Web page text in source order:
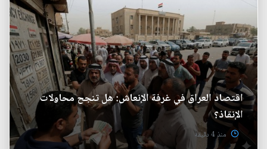
اقتصاد العراق في غرفة الإنعاش: هل تنجح محاولات
الإنقاذ؟
منذ 4 دقيقة